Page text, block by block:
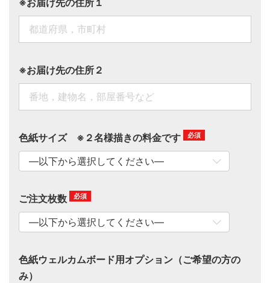
※お届け先の住所１
※お届け先の住所２
色紙サイズ ※２名様描きの料金です
ご注文枚数
色紙ウェルカムボード用オプション（ご希望の方の
み）